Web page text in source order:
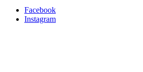
Facebook
Instagram